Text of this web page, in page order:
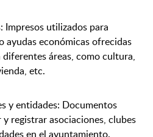
Impresos utilizados para
ayudas económicas ofrecidas
áreas, como cultura,
etc.
y entidades: Documentos
registrar asociaciones, clubes
en el ayuntamiento.